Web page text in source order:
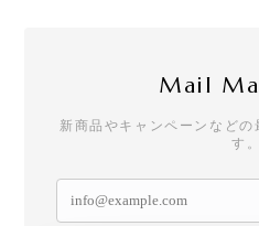
Mail
新商品やキャンペーンなどの
す。